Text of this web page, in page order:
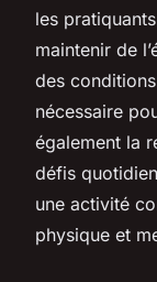
les
maintenir de
des
nécessaire
également la
défis
une activité
physique et